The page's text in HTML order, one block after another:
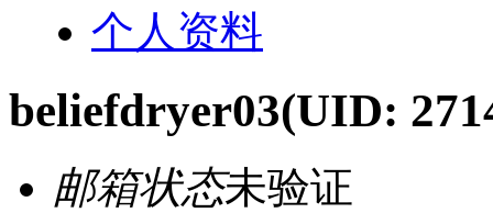
个人资料
beliefdryer03(UID:
邮箱状态未验证